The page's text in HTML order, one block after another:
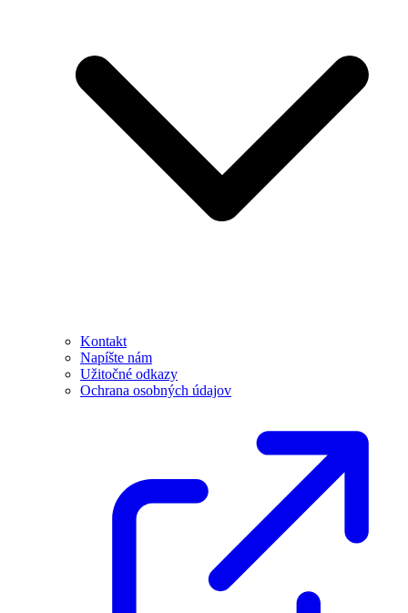
Kontakt
Napíšte nám
Užitočné odkazy
Ochrana osobných údajov